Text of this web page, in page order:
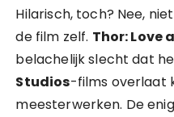
Hilarisch, toch? Nee,
de film zelf. Thor: Love
belachelijk slecht dat
Studios-films overlaat
meesterwerken. De